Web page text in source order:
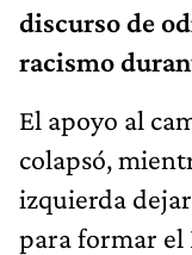
discurso de
racismo
El apoyo al
colapsó,
izquierda
para formar el